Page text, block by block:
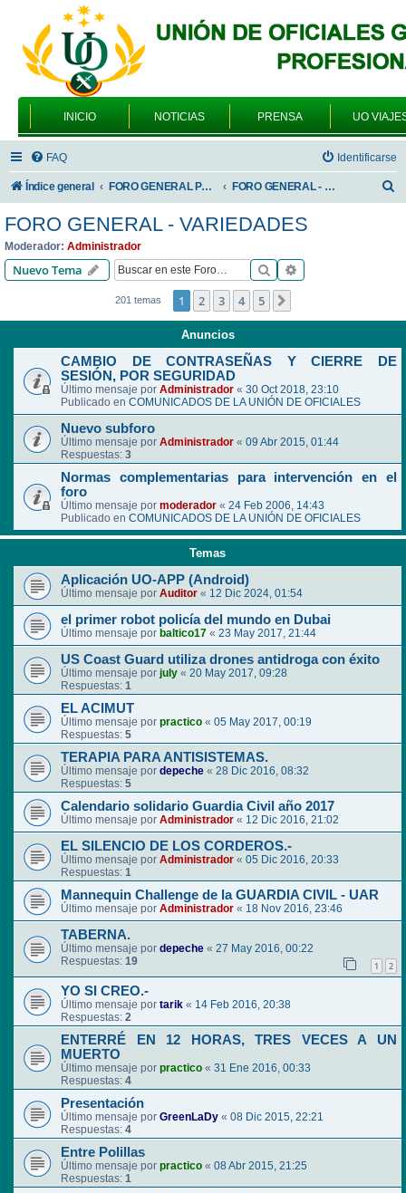
INICIO NOTICIAS PRENSA UO
FAQ Identificarse
Índice general FORO GENERAL PARA TODOS LOS USUARIOS FORO GENERAL - VARIEDADES
FORO GENERAL - VARIEDADES
Moderador: Administrador
Nuevo Tema Buscar
201 temas 1 2 3 4 5
Anuncios
CAMBIO DE CONTRASEÑAS Y CIERRE DE
SESIÓN, POR SEGURIDAD
Último mensaje por Administrador « 30 Oct 2018, 23:10
Publicado en COMUNICADOS DE LA UNIÓN DE OFICIALES
Nuevo subforo
Último mensaje por Administrador « 09 Abr 2015, 01:44
Respuestas: 3
Normas complementarias para intervención en el
foro
Último mensaje por moderador « 24 Feb 2006, 14:43
Publicado en COMUNICADOS DE LA UNIÓN DE OFICIALES
Temas
Aplicación UO-APP (Android)
Último mensaje por Auditor « 12 Dic 2024, 01:54
el primer robot policía del mundo en Dubai
Último mensaje por baltico17 « 23 May 2017, 21:44
US Coast Guard utiliza drones antidroga con éxito
Último mensaje por july « 20 May 2017, 09:28
Respuestas: 1
EL ACIMUT
Último mensaje por practico « 05 May 2017, 00:19
Respuestas: 5
TERAPIA PARA ANTISISTEMAS.
Último mensaje por depeche « 28 Dic 2016, 08:32
Respuestas: 5
Calendario solidario Guardia Civil año 2017
Último mensaje por Administrador « 12 Dic 2016, 21:02
EL SILENCIO DE LOS CORDEROS.-
Último mensaje por Administrador « 05 Dic 2016, 20:33
Respuestas: 1
Mannequin Challenge de la GUARDIA CIVIL - UAR
Último mensaje por Administrador « 18 Nov 2016, 23:46
TABERNA.
Último mensaje por depeche « 27 May 2016, 00:22
Respuestas: 19 1 2
YO SI CREO.-
Último mensaje por tarik « 14 Feb 2016, 20:38
Respuestas: 2
ENTERRÉ EN 12 HORAS, TRES VECES A UN
MUERTO
Último mensaje por practico « 31 Ene 2016, 00:33
Respuestas: 4
Presentación
Último mensaje por GreenLaDy « 08 Dic 2015, 22:21
Respuestas: 4
Entre Polillas
Último mensaje por practico « 08 Abr 2015, 21:25
Respuestas: 1